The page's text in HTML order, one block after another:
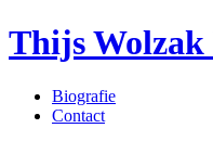
Thijs
Biografie
Contact